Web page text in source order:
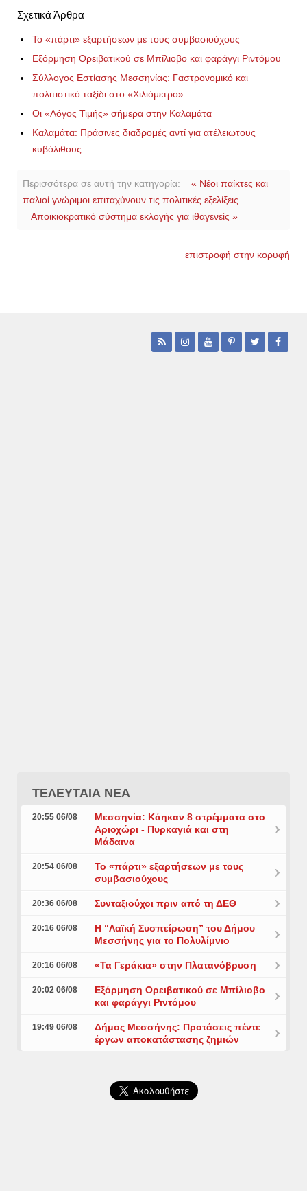
Σχετικά Άρθρα
Το «πάρτι» εξαρτήσεων με τους συμβασιούχους
Εξόρμηση Ορειβατικού σε Μπίλιοβο και φαράγγι Ριντόμου
Σύλλογος Εστίασης Μεσσηνίας: Γαστρονομικό και
πολιτιστικό ταξίδι στο «Χιλιόμετρο»
Οι «Λόγος Τιμής» σήμερα στην Καλαμάτα
Καλαμάτα: Πράσινες διαδρομές αντί για ατέλειωτους
κυβόλιθους
Περισσότερα σε αυτή την κατηγορία:
« Νέοι παίκτες και
παλιοί γνώριμοι επιταχύνουν τις πολιτικές εξελίξεις
Αποικιοκρατικό σύστημα εκλογής για ιθαγενείς »
επιστροφή στην κορυφή
ΤΕΛΕΥΤΑΙΑ ΝΕΑ
20:55 06/08
Μεσσηνία: Κάηκαν 8 στρέμματα στο
Αριοχώρι - Πυρκαγιά και στη
Μάδαινα
20:54 06/08
Το «πάρτι» εξαρτήσεων με τους
συμβασιούχους
20:36 06/08 Συνταξιούχοι πριν από τη ΔΕΘ
20:16 06/08
Η “Λαϊκή Συσπείρωση” του Δήμου
Μεσσήνης για το Πολυλίμνιο
20:16 06/08 «Τα Γεράκια» στην Πλατανόβρυση
20:02 06/08
Εξόρμηση Ορειβατικού σε Μπίλιοβο
και φαράγγι Ριντόμου
19:49 06/08
Δήμος Μεσσήνης: Προτάσεις πέντε
έργων αποκατάστασης ζημιών